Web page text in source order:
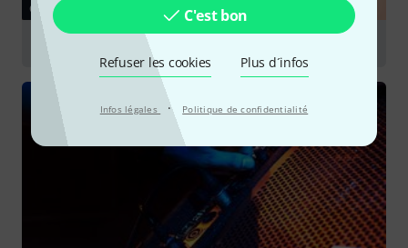
C'est bon
Refuser les cookies Plus d´infos
Infos légales · Politique de confidentialité
GUIDES
Monitoring intra-auriculaire (In-Ear)